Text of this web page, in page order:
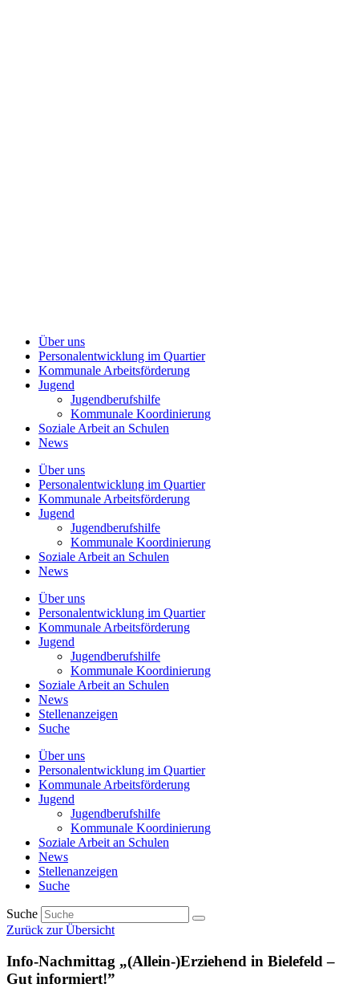
Über uns
Personalentwicklung im Quartier
Kommunale Arbeitsförderung
Jugend
Jugendberufshilfe
Kommunale Koordinierung
Soziale Arbeit an Schulen
News
Über uns
Personalentwicklung im Quartier
Kommunale Arbeitsförderung
Jugend
Jugendberufshilfe
Kommunale Koordinierung
Soziale Arbeit an Schulen
News
Über uns
Personalentwicklung im Quartier
Kommunale Arbeitsförderung
Jugend
Jugendberufshilfe
Kommunale Koordinierung
Soziale Arbeit an Schulen
News
Stellenanzeigen
Suche
Über uns
Personalentwicklung im Quartier
Kommunale Arbeitsförderung
Jugend
Jugendberufshilfe
Kommunale Koordinierung
Soziale Arbeit an Schulen
News
Stellenanzeigen
Suche
Suche
Zurück zur Übersicht
Info-Nachmittag „(Allein-)Erziehend in Bielefeld –
Gut informiert!”